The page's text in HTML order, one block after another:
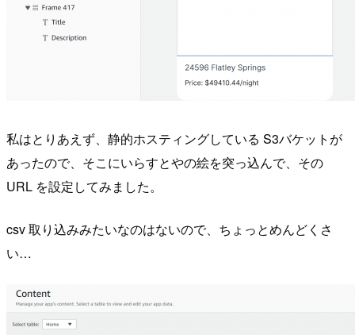
私はとりあえず、静的ホスティングしている S3バケットが
あったので、そこにいらすとやの絵を突っ込んで、その
URL を設定してみました。
csv 取り込みみたいなのはないので、ちょっとめんどくさ
い…